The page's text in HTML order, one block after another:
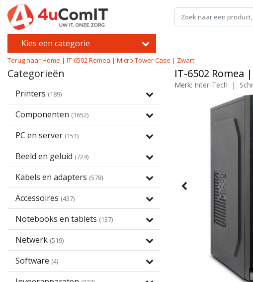
Kies een categorie
Terug naar Home | IT-6502 Romea | Micro Tower Case | Zwart
Categorieën
Printers (189)
Componenten (1652)
PC en server (151)
Beeld en geluid (724)
Kabels en adapters (578)
Accessoires (437)
Notebooks en tablets (137)
Netwerk (519)
Software (4)
IT-6502 Romea
Merk: Inter-Tech |